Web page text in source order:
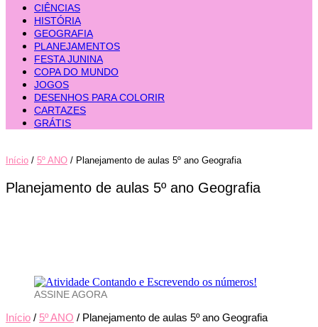
CIÊNCIAS
HISTÓRIA
GEOGRAFIA
PLANEJAMENTOS
FESTA JUNINA
COPA DO MUNDO
JOGOS
DESENHOS PARA COLORIR
CARTAZES
GRÁTIS
Início / 5º ANO / Planejamento de aulas 5º ano Geografia
Planejamento de aulas 5º ano Geografia
ASSINE AGORA
Início / 5º ANO / Planejamento de aulas 5º ano Geografia